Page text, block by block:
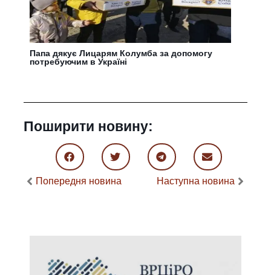
Папа дякує Лицарям Колумба за допомогу
потребуючим в Україні
Поширити новину:
Попередня новина Наступна новина